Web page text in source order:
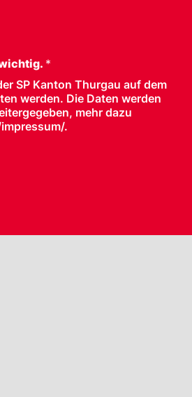
*
SP Kanton Thurgau auf dem
werden. Die Daten werden
mehr dazu
.